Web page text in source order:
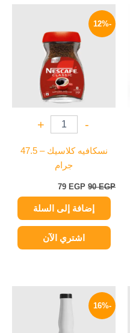
-12%
-
+
نسكافيه كلاسيك – 47.5
جرام
90EGP
90 EGP.
79 EGP
هو:
79 EGP.
إضافة إلى السلة
اشتري الآن
-16%
الأصلي